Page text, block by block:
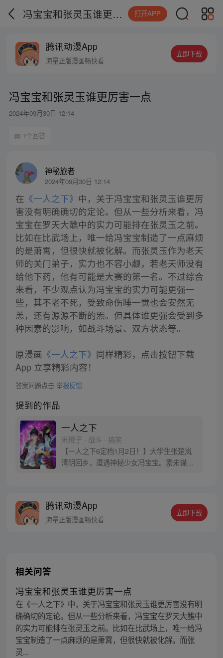
冯宝宝和张灵玉谁更厉害一点 打开APP
腾讯动漫App
海量正版漫画畅快看
立即下载
冯宝宝和张灵玉谁更厉害一点
2024年09月30日 12:14
1个回答
神秘旅者
2024年09月30日 12:14
在 《一人之下》 中，关于冯宝宝和张灵玉谁更厉
害没有明确确切的定论。但从一些分析来看，冯
宝宝在罗天大醮中的实力可能排在张灵玉之前。
比如在比武场上，唯一给冯宝宝制造了一点麻烦
的是萧霄，但很快就被化解。而张灵玉作为老天
师的关门弟子，实力也不容小觑，若老天师没有
给他下药，他有可能是大赛的第一名。不过综合
来看，不少观点认为冯宝宝的实力可能更强一
些，其不老不死，受致命伤睡一觉也会安然无
恙，还有源源不断的炁。但具体谁更强会受到多
种因素的影响，如战斗场景、双方状态等。
原漫画 《一人之下》 同样精彩，点击按钮下载
App 立享精彩内容！
答案问题点击 举报反馈
提到的作品
一人之下
米橙子 · 战斗 · 搞笑
【一人之下6定档1月2日！】大学生张楚岚
清明回乡，遭遇神秘少女冯宝宝。素未谋面
密，张楚岚的生活被彻底颠覆，与冯宝宝一
同踏上“异人”之旅。
腾讯动漫App
海量正版漫画畅快看
立即下载
相关问答
冯宝宝和张灵玉谁更厉害一点
在《一人之下》中，关于冯宝宝和张灵玉谁更厉害没有明
确确切的定论。但从一些分析来看，冯宝宝在罗天大醮中
的实力可能排在张灵玉之前。比如在比武场上，唯一给冯
宝宝制造了一点麻烦的是萧霄，但很快就被化解。而张
灵...